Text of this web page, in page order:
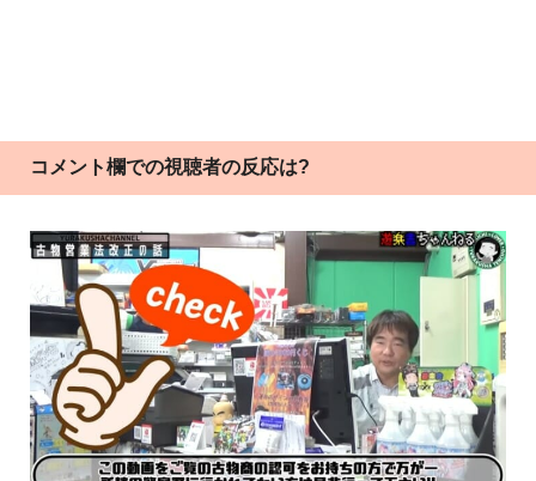
コメント欄での視聴者の反応は?